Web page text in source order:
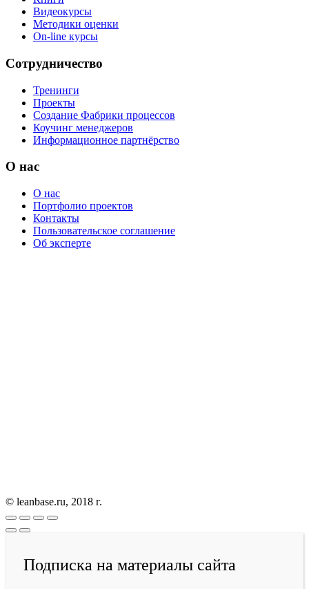
Видеокурсы
Методики оценки
On-line курсы
Сотрудничество
Тренинги
Проекты
Создание Фабрики процессов
Коучинг менеджеров
Информационное партнёрство
О нас
О нас
Портфолио проектов
Контакты
Пользовательское соглашение
Об эксперте
© leanbase.ru, 2018 г.
Подписка на материалы сайта